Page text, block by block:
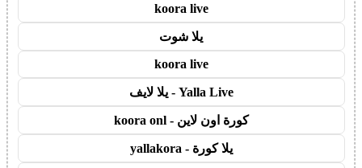
koora live
يلا شوت
koora live
Yalla Live - يلا لايف
كورة اون لاين - koora onl
يلا كورة - yallakora